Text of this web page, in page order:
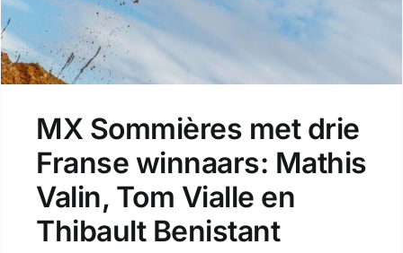
MX Sommières met drie
Franse winnaars: Mathis
Valin, Tom Vialle en
Thibault Benistant